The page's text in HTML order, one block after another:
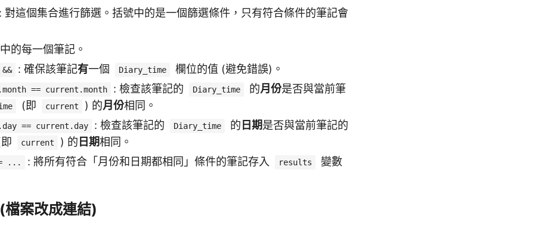
: 對這個集合進行篩選。括號中的是一個篩選條件，只有符合條件的筆記會
的每一個筆記。
: 確保該筆記有一個 Diary_time 欄位的值 (避免錯誤)。
== current.month : 檢查該筆記的 Diary_time 的月份是否與當前筆
(即 current ) 的月份相同。
== current.day : 檢查該筆記的 Diary_time 的 日期是否與當前筆記的
current ) 的 日期相同。
... : 將所有符合「月份和日期都相同」條件的筆記存入 results
變數
檔案改成連結)